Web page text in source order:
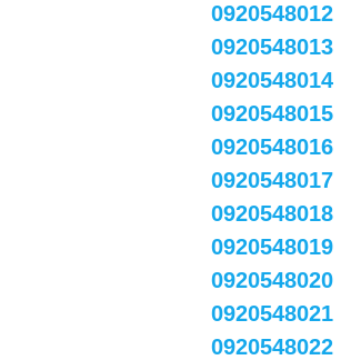
0920548012
0920548013
0920548014
0920548015
0920548016
0920548017
0920548018
0920548019
0920548020
0920548021
0920548022